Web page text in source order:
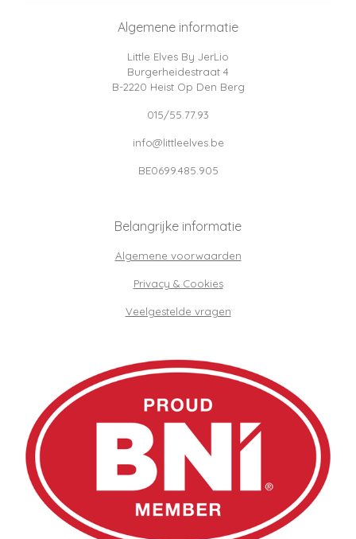
Algemene informatie
Little Elves By JerLio
Burgerheidestraat 4
B-2220 Heist Op Den Berg
015/55.77.93
info@littleelves.be
BE0699.485.905
Belangrijke informatie
Algemene voorwaarden
Privacy & Cookies
Veelgestelde vragen